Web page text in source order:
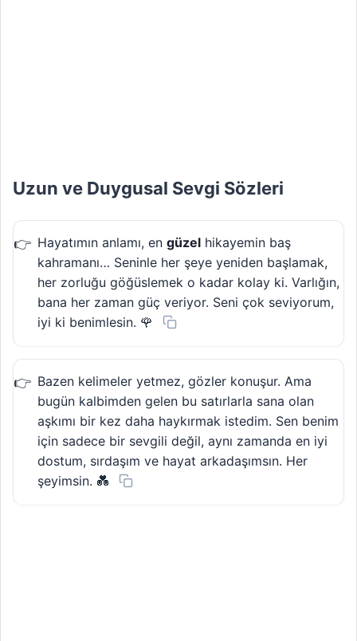
Uzun ve Duygusal Sevgi Sözleri
Hayatımın anlamı, en güzel hikayemin baş
kahramanı… Seninle her şeye yeniden başlamak,
her zorluğu göğüslemek o kadar kolay ki. Varlığın,
bana her zaman güç veriyor. Seni çok seviyorum,
iyi ki benimlesin. 🌹
Bazen kelimeler yetmez, gözler konuşur. Ama
bugün kalbimden gelen bu satırlarla sana olan
aşkımı bir kez daha haykırmak istedim. Sen benim
için sadece bir sevgili değil, aynı zamanda en iyi
dostum, sırdaşım ve hayat arkadaşımsın. Her
şeyimsin. 💑